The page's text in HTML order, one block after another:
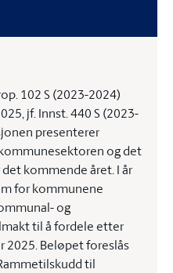
102 S (2023-2024)
jf. Innst. 440 S (2023-
presenterer
og det
kommende året. I år
for kommunene
og
til å fordele etter
2025. Beløpet foreslås
til